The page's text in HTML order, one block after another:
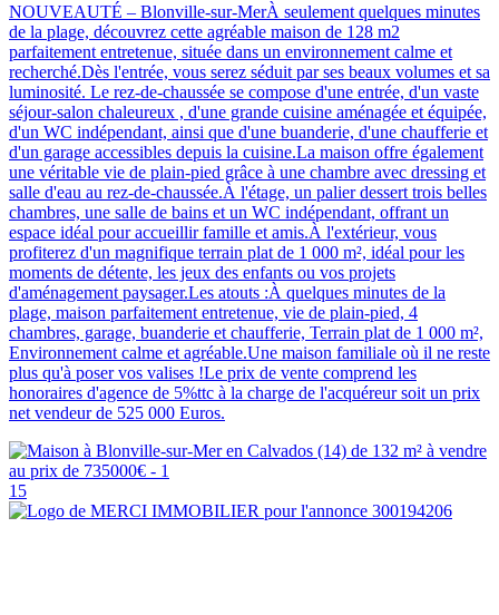
NOUVEAUTÉ – Blonville-sur-MerÀ seulement quelques minutes
de la plage, découvrez cette agréable maison de 128 m2
parfaitement entretenue, située dans un environnement calme et
recherché.Dès l'entrée, vous serez séduit par ses beaux volumes et sa
luminosité. Le rez-de-chaussée se compose d'une entrée, d'un vaste
séjour-salon chaleureux , d'une grande cuisine aménagée et équipée,
d'un WC indépendant, ainsi que d'une buanderie, d'une chaufferie et
d'un garage accessibles depuis la cuisine.La maison offre également
une véritable vie de plain-pied grâce à une chambre avec dressing et
salle d'eau au rez-de-chaussée.À l'étage, un palier dessert trois belles
chambres, une salle de bains et un WC indépendant, offrant un
espace idéal pour accueillir famille et amis.À l'extérieur, vous
profiterez d'un magnifique terrain plat de 1 000 m², idéal pour les
moments de détente, les jeux des enfants ou vos projets
d'aménagement paysager.Les atouts :À quelques minutes de la
plage, maison parfaitement entretenue, vie de plain-pied, 4
chambres, garage, buanderie et chaufferie, Terrain plat de 1 000 m²,
Environnement calme et agréable.Une maison familiale où il ne reste
plus qu'à poser vos valises !Le prix de vente comprend les
honoraires d'agence de 5%ttc à la charge de l'acquéreur soit un prix
net vendeur de 525 000 Euros.
15